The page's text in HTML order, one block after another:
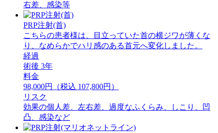
右差、感染等
PRP注射(首)
こちらの患者様は、目立っていた首の横ジワが薄くな
り、なめらかでハリ感のある首元へ変化しました。
経過
術後 3年
料金
98,000円（税込 107,800円）
リスク
効果の個人差、左右差、過度なふくらみ、しこり、凹
凸、感染など